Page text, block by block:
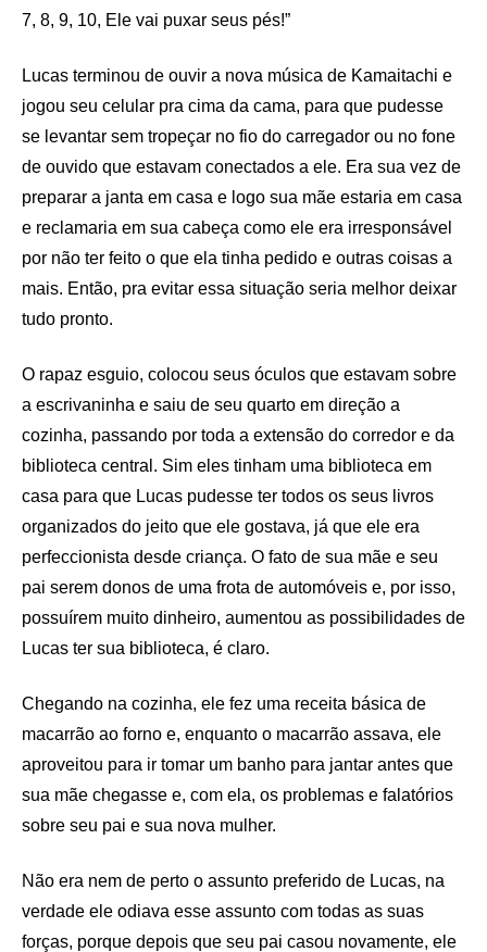
7, 8, 9, 10, Ele vai puxar seus pés!”
Lucas terminou de ouvir a nova música de Kamaitachi e
jogou seu celular pra cima da cama, para que pudesse
se levantar sem tropeçar no fio do carregador ou no fone
de ouvido que estavam conectados a ele. Era sua vez de
preparar a janta em casa e logo sua mãe estaria em casa
e reclamaria em sua cabeça como ele era irresponsável
por não ter feito o que ela tinha pedido e outras coisas a
mais. Então, pra evitar essa situação seria melhor deixar
tudo pronto.
O rapaz esguio, colocou seus óculos que estavam sobre
a escrivaninha e saiu de seu quarto em direção a
cozinha, passando por toda a extensão do corredor e da
biblioteca central. Sim eles tinham uma biblioteca em
casa para que Lucas pudesse ter todos os seus livros
organizados do jeito que ele gostava, já que ele era
perfeccionista desde criança. O fato de sua mãe e seu
pai serem donos de uma frota de automóveis e, por isso,
possuírem muito dinheiro, aumentou as possibilidades de
Lucas ter sua biblioteca, é claro.
Chegando na cozinha, ele fez uma receita básica de
macarrão ao forno e, enquanto o macarrão assava, ele
aproveitou para ir tomar um banho para jantar antes que
sua mãe chegasse e, com ela, os problemas e falatórios
sobre seu pai e sua nova mulher.
Não era nem de perto o assunto preferido de Lucas, na
verdade ele odiava esse assunto com todas as suas
forças, porque depois que seu pai casou novamente, ele